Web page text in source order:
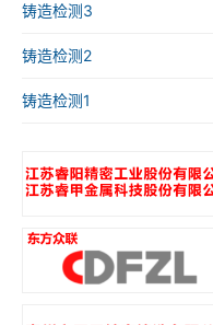
铸造检测3
铸造检测2
铸造检测1